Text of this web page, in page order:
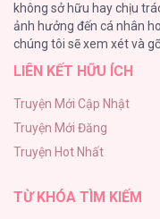
Rổn Nước Lì
26
Tuyển Tập
Phạm Luật
25
không sở hữu hay chịu
ảnh hưởng đến cá nhân
chúng tôi sẽ xem xét và
LIÊN KẾT HỮU ÍCH
Truyện Mới Cập Nhật
Truyện Mới Đăng
Truyện Hot Nhất
TỪ KHÓA TÌM KIẾM